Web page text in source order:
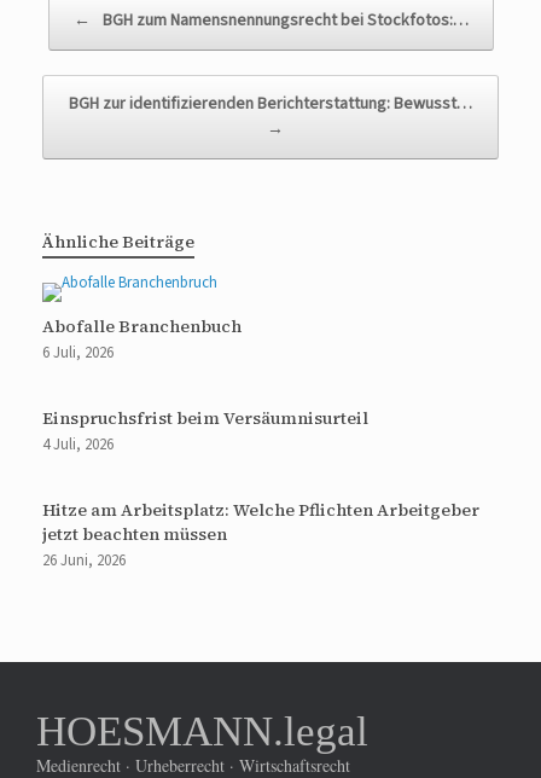
← BGH zum Namensnennungsrecht bei Stockfotos:…
BGH zur identifizierenden Berichterstattung: Bewusst…
→
Ähnliche Beiträge
Abofalle Branchenbuch
6 Juli, 2026
Einspruchsfrist beim Versäumnisurteil
4 Juli, 2026
Hitze am Arbeitsplatz: Welche Pflichten Arbeitgeber
jetzt beachten müssen
26 Juni, 2026
HOESMANN.legal
Medienrecht · Urheberrecht · Wirtschaftsrecht